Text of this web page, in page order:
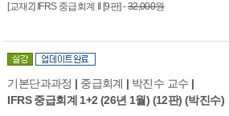
[교재2] IFRS 중급회계 II [9판] -32,000원
기본단과과정 | 중급회계 | 박진수 교수 |
IFRS 중급회계 1+2 (26년 1월) (12판) (박진수)